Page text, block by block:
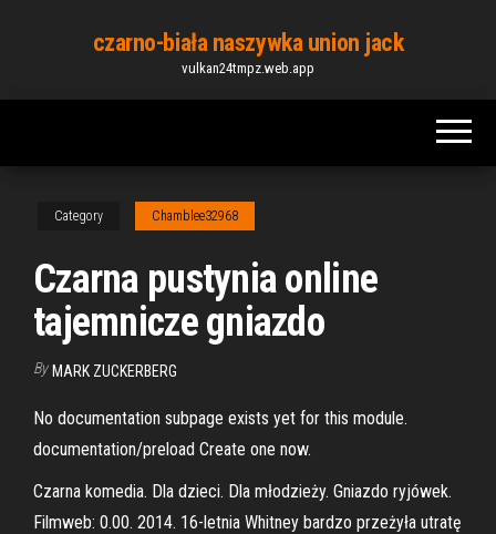
content
czarno-biała naszywka union jack
vulkan24tmpz.web.app
Category Chamblee32968
Czarna pustynia online
tajemnicze gniazdo
By MARK ZUCKERBERG
No documentation subpage exists yet for this module.
documentation/preload Create one now.
Czarna komedia. Dla dzieci. Dla młodzieży. Gniazdo ryjówek.
Filmweb: 0.00. 2014. 16-letnia Whitney bardzo przeżyła utratę